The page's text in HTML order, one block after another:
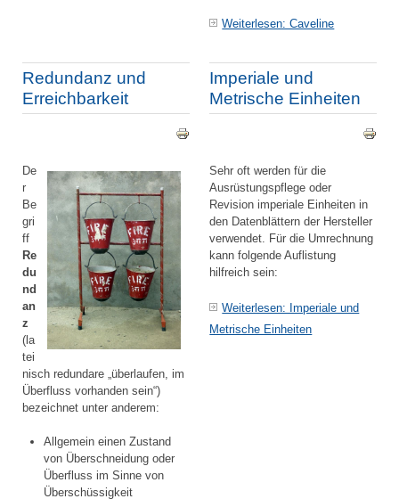
Weiterlesen: Caveline
Redundanz und
Erreichbarkeit
De
r
Be
gri
ff
Re
du
nd
an
z
(la
tei
nisch redundare „überlaufen, im
Überfluss vorhanden sein“)
bezeichnet unter anderem:
Allgemein einen Zustand
von Überschneidung oder
Überfluss im Sinne von
Überschüssigkeit
Imperiale und
Metrische Einheiten
Sehr oft werden für die
Ausrüstungspflege oder
Revision imperiale Einheiten in
den Datenblättern der Hersteller
verwendet. Für die Umrechnung
kann folgende Auflistung
hilfreich sein:
Weiterlesen: Imperiale und
Metrische Einheiten